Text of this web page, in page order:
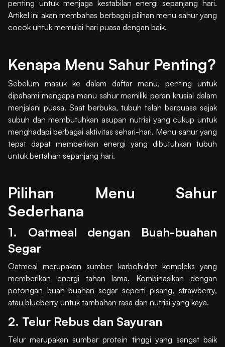
penting untuk menjaga kestabilan energi sepanjang hari.
Artikel ini akan membahas berbagai pilihan menu sahur yang
cocok untuk memulai hari puasa dengan baik.
Kenapa Menu Sahur Penting?
Sebelum masuk ke dalam daftar menu, penting untuk
dipahami mengapa menu sahur memiliki peran krusial dalam
menjalani puasa. Saat berbuka, tubuh telah berpuasa sejak
subuh dan membutuhkan asupan nutrisi yang cukup untuk
menghadapi berbagai aktivitas sehari-hari. Menu sahur yang
tepat dapat memberikan energi yang dibutuhkan tubuh
untuk bertahan sepanjang hari.
Pilihan Menu Sahur
Sederhana
1. Oatmeal dengan Buah-buahan
Segar
Oatmeal merupakan sumber karbohidrat kompleks yang
memberikan energi tahan lama. Kombinasikan dengan
potongan buah-buahan segar seperti pisang, strawberry,
atau blueberry untuk tambahan rasa dan nutrisi yang kaya.
2. Telur Rebus dan Sayuran
Telur merupakan sumber protein tinggi yang sangat baik